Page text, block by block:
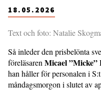
18.05.2026
Text och foto: Natalie
Så inleder den prisbelönta
föreläsarenMicael ”Micke”
han håller för personalen i
måndagsmorgon i slutet av